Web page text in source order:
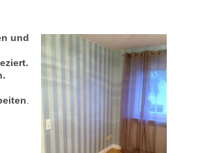
und
.